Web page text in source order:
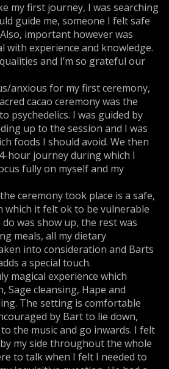
my first journey, I was searching
guide me, someone I felt safe
important however was
with experience and knowledge.
and I’m so grateful our
anxious for my first ceremony,
cacao ceremony was the
psychedelics. I was guided by
up to the session and I was
foods I should avoid. We then
hour journey during which I
fully on myself and my
ceremony took place is a safe,
which it felt ok to be vulnerable
was show up, the rest was
meals, all my dietary
into consideration and Barts
a special touch.
magical experience which
Sage cleansing, Hape and
The setting is comfortable
by Bart to lie down,
the music and go inwards. I felt
my side throughout the whole
to talk when I felt I needed to